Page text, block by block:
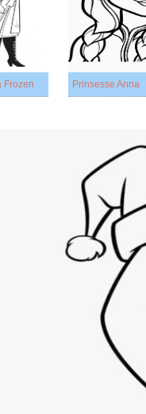
Frozen Prinsesse Anna